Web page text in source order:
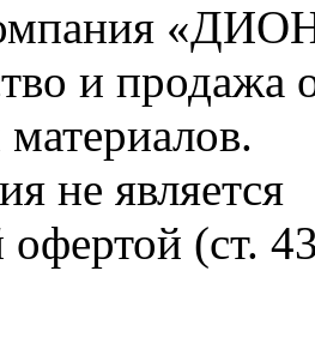
и продажа
не является
офертой (ст.